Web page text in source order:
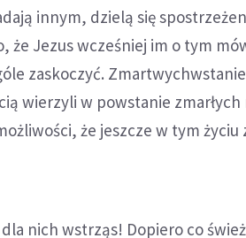
innym, dzielą się
że Jezus wcześniej im o tym
zaskoczyć.
wierzyli w powstanie zmarłych
że jeszcze w tym życiu
nich wstrząs! Dopiero co